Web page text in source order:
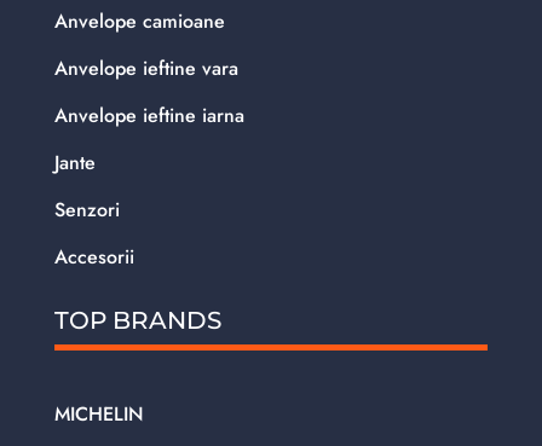
Anvelope camioane
Anvelope ieftine vara
Anvelope ieftine iarna
Jante
Senzori
Accesorii
TOP BRANDS
MICHELIN